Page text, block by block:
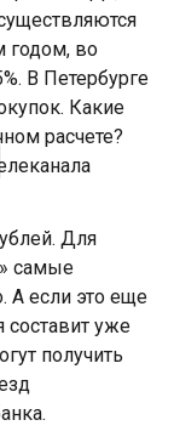
годом, во
В Петербурге
Какие
расчете?
Для
самые
А если это еще
составит уже
получить